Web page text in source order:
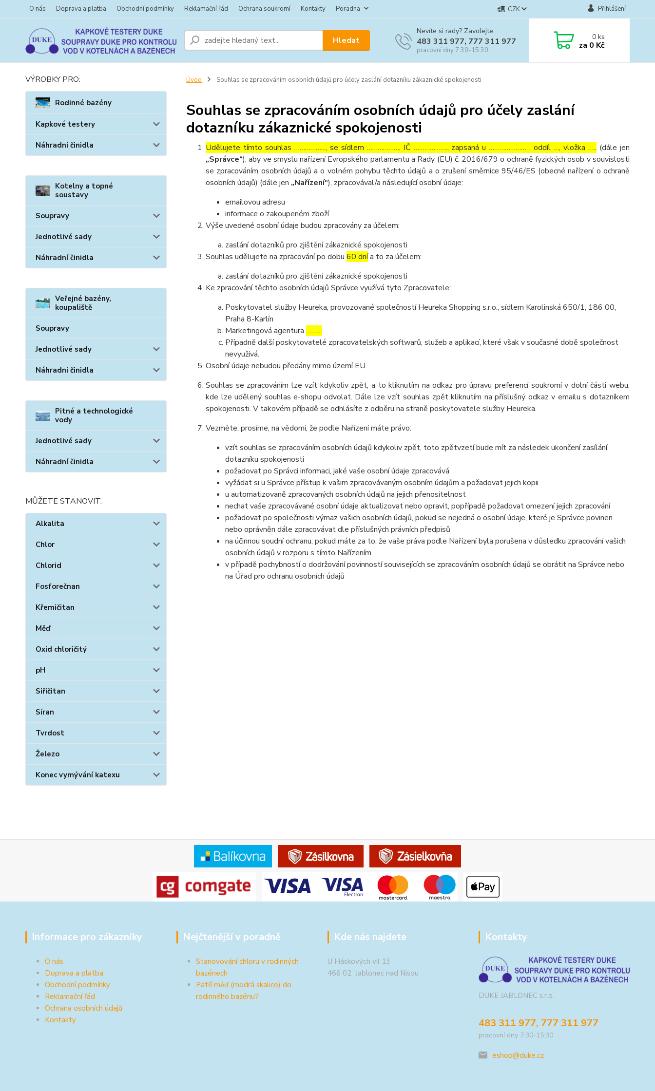
O nás Doprava a platba Obchodní podmínky Reklamační řád Ochrana soukromí Kontakty Poradna CZK Přihlášení
Hledat
Nevíte si rady? Zavolejte.
483 311 977, 777 311 977
pracovní dny 7:30-15:30
0ks
za 0 Kč
VÝROBKY PRO:
Rodinné bazény
Kapkové testery
Náhradní činidla
Kotelny a topné
soustavy
Soupravy
Jednotlivé sady
Náhradní činidla
Veřejné bazény,
koupaliště
Soupravy
Jednotlivé sady
Náhradní činidla
Pitné a technologické
vody
Jednotlivé sady
Náhradní činidla
MŮŽETE STANOVIT:
Alkalita
Chlor
Chlorid
Fosforečnan
Křemičitan
Měď
Oxid chloričitý
pH
Siřičitan
Síran
Tvrdost
Železo
Konec vymývání katexu
Úvod Souhlas se zpracováním osobních údajů pro účely zaslání dotazníku zákaznické spokojenosti
Souhlas se zpracováním osobních údajů pro účely zaslání
dotazníku zákaznické spokojenosti
Udělujete tímto souhlas ……………..., se sídlem ………………, IČ ………………., zapsaná u ………………… , oddíl …, vložka ….. (dále jen
„Správce“), aby ve smyslu nařízení Evropského parlamentu a Rady (EU) č. 2016/679 o ochraně fyzických osob v souvislosti
se zpracováním osobních údajů a o volném pohybu těchto údajů a o zrušení směrnice 95/46/ES (obecné nařízení o ochraně
osobních údajů) (dále jen „Nařízení“), zpracovával/a následující osobní údaje:
emailovou adresu
informace o zakoupeném zboží
Výše uvedené osobní údaje budou zpracovány za účelem:
zaslání dotazníků pro zjištění zákaznické spokojenosti
Souhlas udělujete na zpracování po dobu 60 dnía to za účelem:
zaslání dotazníků pro zjištění zákaznické spokojenosti
Ke zpracování těchto osobních údajů Správce využívá tyto Zpracovatele:
Poskytovatel služby Heureka, provozované společností Heureka Shopping s.r.o., sídlem Karolinská 650/1, 186 00,
Praha 8-Karlín
Marketingová agentura ………
Případně další poskytovatelé zpracovatelských softwarů, služeb a aplikací, které však v současné době společnost
nevyužívá.
Osobní údaje nebudou předány mimo území EU.
Souhlas se zpracováním lze vzít kdykoliv zpět, a to kliknutím na odkaz pro úpravu preferencí soukromí v dolní části webu,
kde lze udělený souhlas e-shopu odvolat. Dále lze vzít souhlas zpět kliknutím na příslušný odkaz v emailu s dotazníkem
spokojenosti. V takovém případě se odhlásíte z odběru na straně poskytovatele služby Heureka.
Vezměte, prosíme, na vědomí, že podle Nařízení máte právo:
vzít souhlas se zpracováním osobních údajů kdykoliv zpět, toto zpětvzetí bude mít za následek ukončení zasílání
dotazníku spokojenosti
požadovat po Správci informaci, jaké vaše osobní údaje zpracovává
vyžádat si u Správce přístup k vašim zpracovávaným osobním údajům a požadovat jejich kopii
u automatizovaně zpracovaných osobních údajů na jejich přenositelnost
nechat vaše zpracovávané osobní údaje aktualizovat nebo opravit, popřípadě požadovat omezení jejich zpracování
požadovat po společnosti výmaz vašich osobních údajů, pokud se nejedná o osobní údaje, které je Správce povinen
nebo oprávněn dále zpracovávat dle příslušných právních předpisů
na účinnou soudní ochranu, pokud máte za to, že vaše práva podle Nařízení byla porušena v důsledku zpracování vašich
osobních údajů v rozporu s tímto Nařízením
v případě pochybností o dodržování povinností souvisejících se zpracováním osobních údajů se obrátit na Správce nebo
na Úřad pro ochranu osobních údajů
Informace pro zákazníky
O nás
Doprava a platba
Obchodní podmínky
Reklamační řád
Ochrana osobních údajů
Kontakty
Nejčtenější v poradně
Stanovování chloru v rodinných
bazénech
Patří měď (modrá skalice) do
rodinného bazénu?
Kde nás najdete
U Háskových vil 13
466 02 Jablonec nad Nisou
Kontakty
DUKE JABLONEC s.r.o.
483 311 977, 777 311 977
pracovní dny 7:30-15:30
eshop@duke.cz